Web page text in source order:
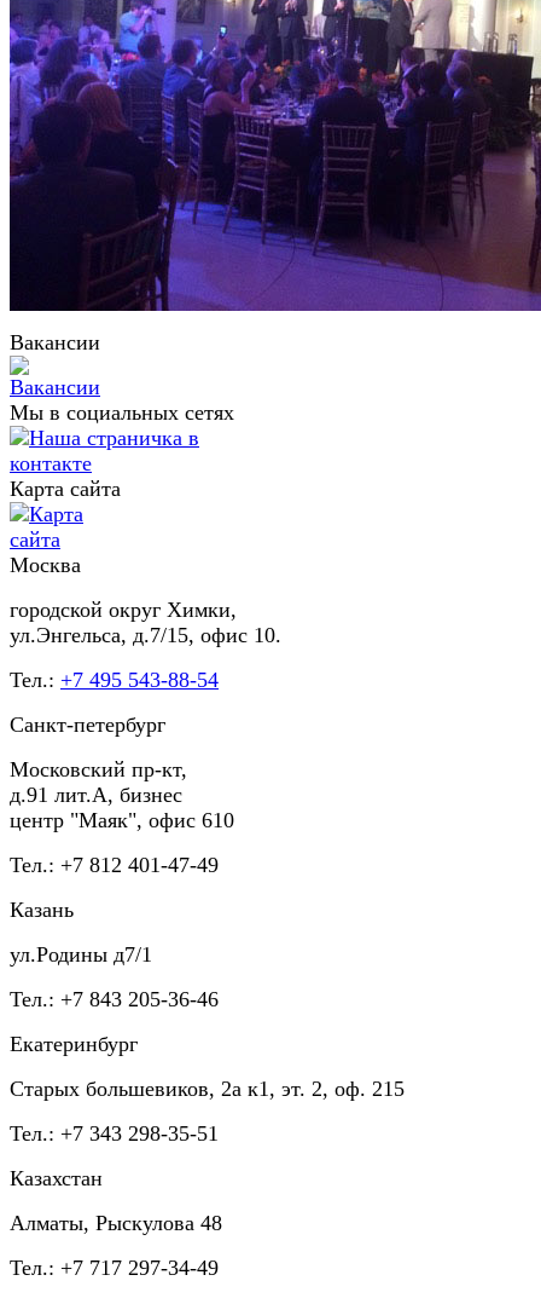
Вакансии
Мы в социальных сетях
Карта сайта
Москва
городской округ Химки,
ул.Энгельса, д.7/15, офис 10.
Тел.: +7 495 543-88-54
Санкт-петербург
Московский пр-кт,
д.91 лит.А, бизнес
центр "Маяк", офис 610
Тел.: +7 812 401-47-49
Казань
ул.Родины д7/1
Тел.: +7 843 205-36-46
Екатеринбург
Старых большевиков, 2а к1, эт. 2, оф. 215
Тел.: +7 343 298-35-51
Казахстан
Алматы, Рыскулова 48
Тел.: +7 717 297-34-49